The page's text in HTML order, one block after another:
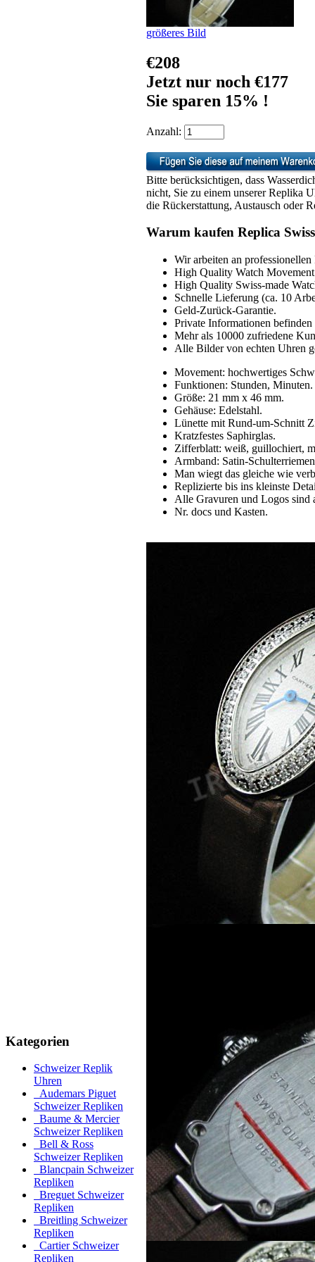
Kategorien
Schweizer Replik
Uhren
Audemars Piguet
Schweizer Repliken
Baume & Mercier
Schweizer Repliken
Bell & Ross
Schweizer Repliken
Blancpain Schweizer
Repliken
Breguet Schweizer
Repliken
Breitling Schweizer
Repliken
Cartier Schweizer
Repliken
größeres Bild
€208
Jetzt nur noch €177
Sie sparen 15% !
Anzahl:
Bitte berücksichtigen, dass
nicht, Sie zu einem unserer Replika
die Rückerstattung, Austausch oder
Warum kaufen Replica
Wir arbeiten an
High Quality Watch Movement
High Quality Swiss-made
Schnelle Lieferung (ca. 10
Geld-Zurück-Garantie.
Private Informationen
Mehr als 10000 zufriedene
Alle Bilder von echten Uhren
Movement: hochwertiges
Funktionen: Stunden, Minuten.
Größe: 21 mm x 46 mm.
Gehäuse: Edelstahl.
Lünette mit Rund-um-Schnitt
Kratzfestes Saphirglas.
Zifferblatt: weiß, guillochiert,
Armband: Satin-
Man wiegt das gleiche wie
Replizierte bis ins kleinste
Alle Gravuren und Logos sind
Nr. docs und Kasten.